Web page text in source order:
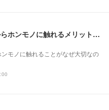
【幼い頃からホンモノに触れるメリットとは？】
モノに 触れることがなぜ大切なの